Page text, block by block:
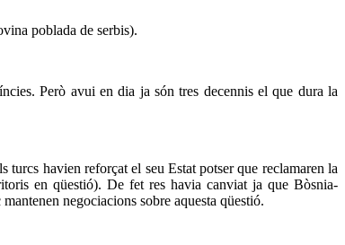
poblada de serbis).
Però avui en dia ja són tres decennis el que dura la
turcs havien reforçat el seu Estat potser que reclamaren la
en qüestió). De fet res havia canviat ja que Bòsnia-
negociacions sobre aquesta qüestió.